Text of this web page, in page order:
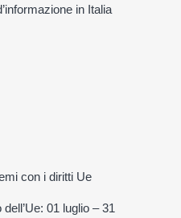
in Italia
con i diritti Ue
01 luglio – 31